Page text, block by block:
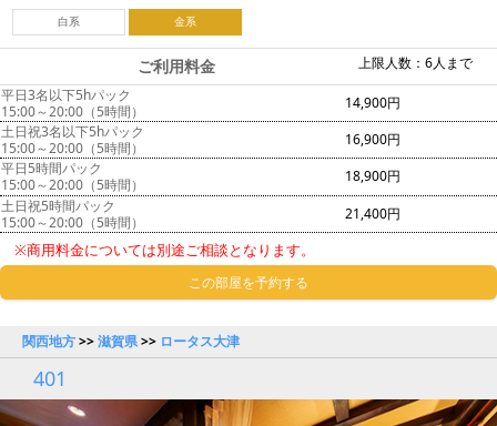
白系 金系
上限人数：6人まで
ご利用料金
平日3名以下5hパック
15:00～20:00（5時間）
14,900円
土日祝3名以下5hパック
15:00～20:00（5時間）
16,900円
平日5時間パック
15:00～20:00（5時間）
18,900円
土日祝5時間パック
15:00～20:00（5時間）
21,400円
※商用料金については別途ご相談となります。
この部屋を予約する
関西地方>>滋賀県>> ロータス大津
401